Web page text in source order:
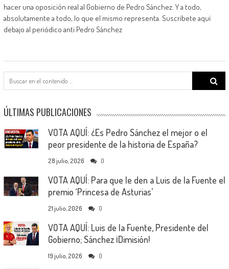
hacer una oposición real al Gobierno de Pedro Sánchez. Y a todo,
absolutamente a todo, lo que el mismo representa. Suscríbete aquí
debajo al periódico anti Pedro Sánchez
Search
for:
ÚLTIMAS PUBLICACIONES
VOTA AQUÍ: ¿Es Pedro Sánchez el mejor o el
peor presidente de la historia de España?
28 julio, 2026 0
VOTA AQUÍ: Para que le den a Luis de la Fuente el
premio ‘Princesa de Asturias’
21 julio, 2026 0
VOTA AQUÍ: Luis de la Fuente, Presidente del
Gobierno; Sánchez ¡Dimisión!
19 julio, 2026 0